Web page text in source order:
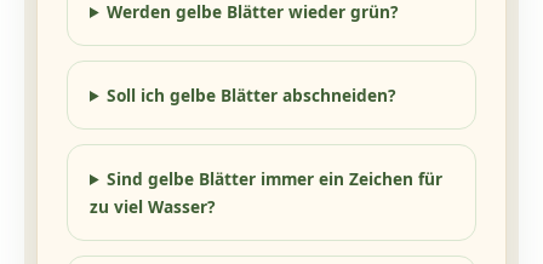
Werden gelbe Blätter wieder grün?
Soll ich gelbe Blätter abschneiden?
Sind gelbe Blätter immer ein Zeichen für
zu viel Wasser?